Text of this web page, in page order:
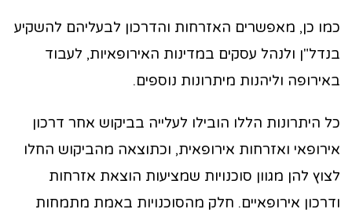
כמו כן, מאפשרים האזרחות והדרכון לבעליהם להשקיע
בנדל"ן ולנהל עסקים במדינות האירופאיות, לעבוד
באירופה וליהנות מיתרונות נוספים.
כל היתרונות הללו הובילו לעלייה בביקוש אחר דרכון
אירופאי ואזרחות אירופאית, וכתוצאה מהביקוש החלו
לצוץ להן מגוון סוכנויות שמציעות הוצאת אזרחות
ודרכון אירופאיים. חלק מהסוכנויות באמת מתמחות